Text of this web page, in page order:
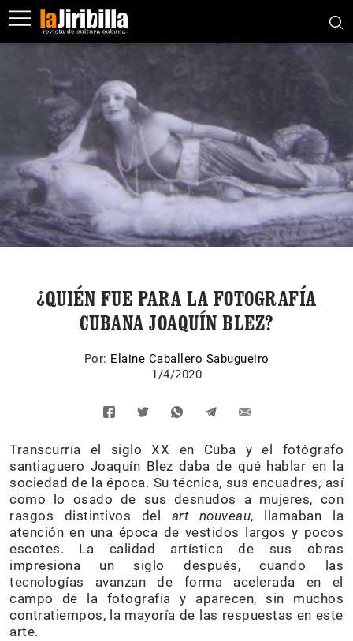
¿QUIÉN FUE PARA LA FOTOGRAFÍA
CUBANA JOAQUÍN BLEZ?
Por: Elaine Caballero Sabugueiro
1/4/2020
Transcurría el siglo XX en Cuba y el fotógrafo
santiaguero Joaquín Blez daba de qué hablar en la
sociedad de la época. Su técnica, sus encuadres, así
como lo osado de sus desnudos a mujeres, con
rasgos distintivos del art nouveau, llamaban la
atención en una época de vestidos largos y pocos
escotes. La calidad artística de sus obras
impresiona un siglo después, cuando las
tecnologías avanzan de forma acelerada en el
campo de la fotografía y aparecen, sin muchos
contratiempos, la mayoría de las respuestas en este
arte.